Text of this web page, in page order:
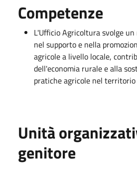
Competenze
L'Ufficio Agricoltura svolge
nel supporto e nella
agricole a livello locale,
dell'economia rurale e alla
pratiche agricole nel territorio
Unità
genitore